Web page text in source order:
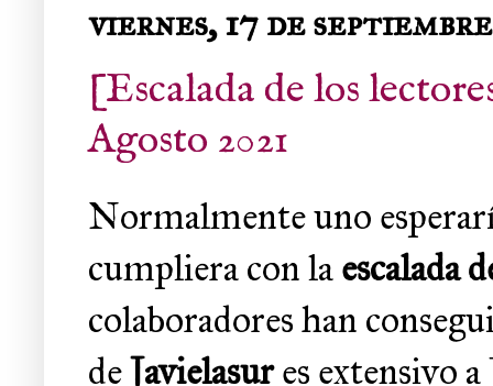
viernes, 17 de
[Escalada de los
Agosto 2021
Normalmente uno
cumpliera con laescalada
colaboradores han
deJavielasures extensivo